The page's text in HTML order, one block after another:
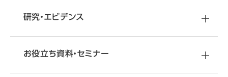
研究・エビデンス
お役立ち資料・セミナー